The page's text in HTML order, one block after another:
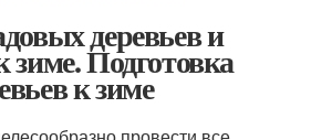
деревьев и
зиме. Подготовка
к зиме